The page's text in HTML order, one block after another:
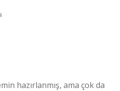
hazırlanmış, ama çok da